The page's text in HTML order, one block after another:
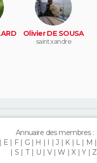
Olivier DE SOUSA
saint xandre
Annuaire des membres :
E F G H J K L M
S
T U V W X Y Z